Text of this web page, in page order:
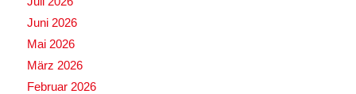
Juni 2026
Mai 2026
März 2026
Februar 2026